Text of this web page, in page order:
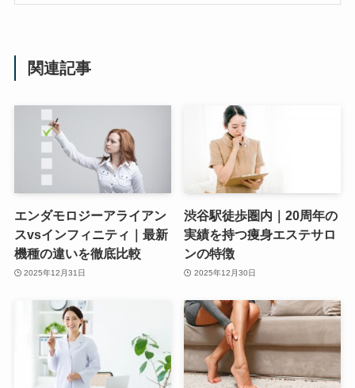
関連記事
エンダモロジーアライアン
スvsインフィニティ｜最新
機種の違いを徹底比較
2025年12月31日
渋谷駅徒歩圏内｜20周年の
実績を持つ痩身エステサロ
ンの特徴
2025年12月30日